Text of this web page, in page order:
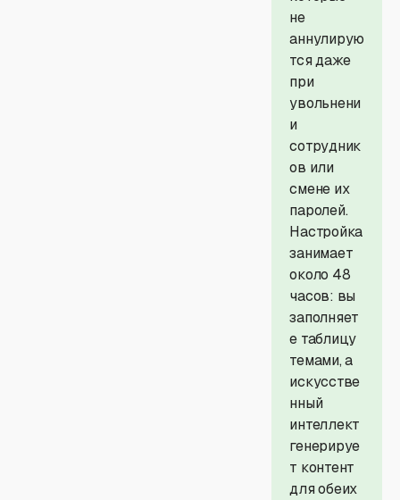
не
аннулирую
тся даже
при
увольнени
и
сотрудник
ов или
смене их
паролей.
Настройка
занимает
около 48
часов: вы
заполняет
е таблицу
темами, а
искусстве
нный
интеллект
генерируе
т контент
для обеих